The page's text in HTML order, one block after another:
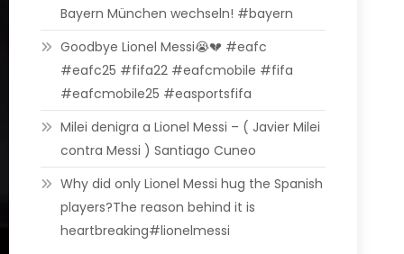
Bayern München wechseln! #bayern
Goodbye Lionel Messi😭💔 #eafc
#eafc25 #fifa22 #eafcmobile #fifa
#eafcmobile25 #easportsfifa
Milei denigra a Lionel Messi – ( Javier Milei
contra Messi ) Santiago Cuneo
Why did only Lionel Messi hug the Spanish
players?The reason behind it is
heartbreaking#lionelmessi